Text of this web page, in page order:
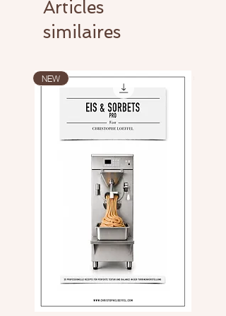
Articles
similaires
NEW